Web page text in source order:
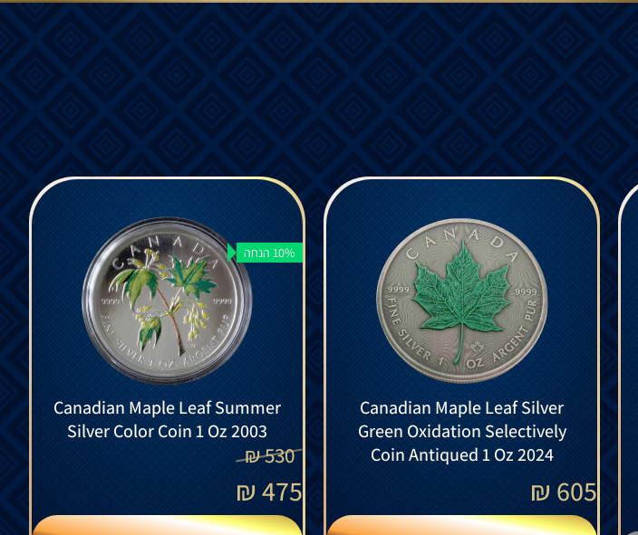
Canadian Maple Leaf Silver
Green Oxidation Selectively
Coin Antiqued 1 Oz 2024
605
₪
10% הנחה
Canadian Maple Leaf Summer
Silver Color Coin 1 Oz 2003
530
₪
475
₪